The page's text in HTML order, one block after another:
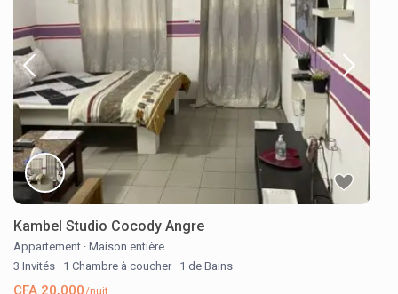
Kambel Studio Cocody Angre
Appartement · Maison entière
3 Invités · 1 Chambre à coucher · 1 de Bains
CFA 20,000/nuit